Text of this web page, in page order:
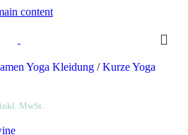
content
Yoga Kleidung / Kurze Yoga
inkl. MwSt.